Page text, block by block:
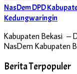
NasDem DPD
Kedungwaringin
Kabupaten Bekasi –
NasDem Kabupaten
Berita Terpopuler